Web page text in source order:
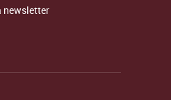
newsletter